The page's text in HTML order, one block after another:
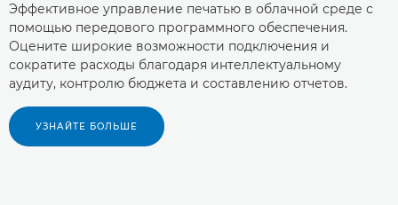
Эффективное управление печатью в облачной среде с
помощью передового программного обеспечения.
Оцените широкие возможности подключения и
сократите расходы благодаря интеллектуальному
аудиту, контролю бюджета и составлению отчетов.
УЗНАЙТЕ БОЛЬШЕ